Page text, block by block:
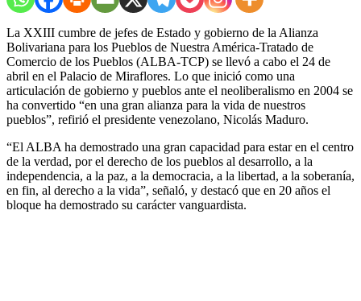
La XXIII cumbre de jefes de Estado y gobierno de la Alianza
Bolivariana para los Pueblos de Nuestra América-Tratado de
Comercio de los Pueblos (ALBA-TCP) se llevó a cabo el 24 de
abril en el Palacio de Miraflores. Lo que inició como una
articulación de gobierno y pueblos ante el neoliberalismo en 2004 se
ha convertido “en una gran alianza para la vida de nuestros
pueblos”, refirió el presidente venezolano, Nicolás Maduro.
“El ALBA ha demostrado una gran capacidad para estar en el centro
de la verdad, por el derecho de los pueblos al desarrollo, a la
independencia, a la paz, a la democracia, a la libertad, a la soberanía,
en fin, al derecho a la vida”, señaló, y destacó que en 20 años el
bloque ha demostrado su carácter vanguardista.